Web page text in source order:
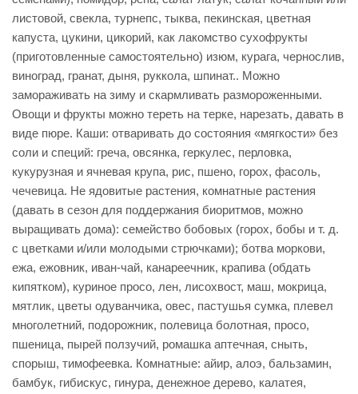
листовой, свекла, турнепс, тыква, пекинская, цветная
капуста, цукини, цикорий, как лакомство сухофрукты
(приготовленные самостоятельно) изюм, курага, чернослив,
виноград, гранат, дыня, руккола, шпинат.. Можно
замораживать на зиму и скармливать размороженными.
Овощи и фрукты можно тереть на терке, нарезать, давать в
виде пюре. Каши: отваривать до состояния «мягкости» без
соли и специй: греча, овсянка, геркулес, перловка,
кукурузная и ячневая крупа, рис, пшено, горох, фасоль,
чечевица. Не ядовитые растения, комнатные растения
(давать в сезон для поддержания биоритмов, можно
выращивать дома): семейство бобовых (горох, бобы и т. д.
с цветками и/или молодыми стрючками); ботва моркови,
ежа, ежовник, иван-чай, канареечник, крапива (обдать
кипятком), куриное просо, лен, лисохвост, маш, мокрица,
мятлик, цветы одуванчика, овес, пастушья сумка, плевел
многолетний, подорожник, полевица болотная, просо,
пшеница, пырей ползучий, ромашка аптечная, сныть,
спорыш, тимофеевка. Комнатные: айир, алоэ, бальзамин,
бамбук, гибискус, гинура, денежное дерево, калатея,